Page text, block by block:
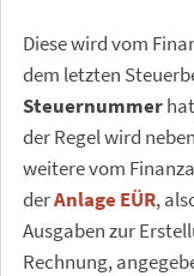
Diese wird vom
dem letzten
Steuernummer
der Regel wird
weitere vom
derAnlage EÜR,
Ausgaben zur
Rechnung,